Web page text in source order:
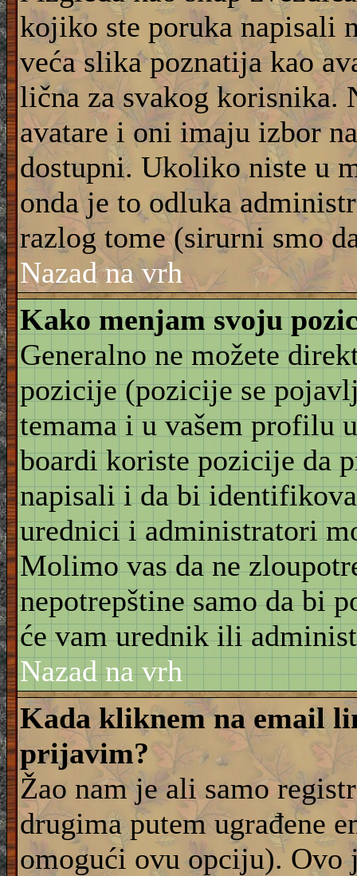
kojiko ste poruka napisali
veća slika poznatija kao
lična za svakog korisnika.
avatare i oni imaju izbor
dostupni. Ukoliko niste u
onda je to odluka
razlog tome (sirurni smo
Nazad na vrh
Kako menjam svoju
Generalno ne možete
pozicije (pozicije se
temama i u vašem profilu
boardi koriste pozicije da
napisali i da bi
urednici i administratori
Molimo vas da ne
nepotrepštine samo da bi
će vam urednik ili
Nazad na vrh
Kada kliknem na email
prijavim?
Žao nam je ali samo
drugima putem ugrađene
omogući ovu opciju). Ovo